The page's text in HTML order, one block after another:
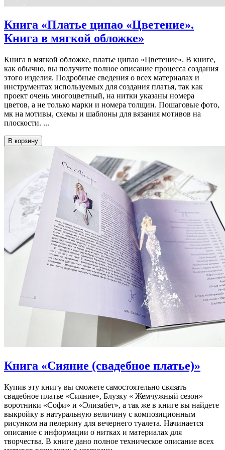
Книга «Платье ципао «Цветение».
Книга в мягкой обложке»
Книга в мягкой обложке, платье ципао «Цветение». В книге,
как обычно, вы получите полное описание процесса создания
этого изделия. Подробные сведения о всех материалах и
инструментах используемых для создания платья, так как
проект очень многоцветный, на нитки указаны номера
цветов, а не только марки и номера толщин. Пошаговые фото,
мк на мотивы, схемы и шаблоны для вязания мотивов на
плоскости. ...
В корзину
Книга «Сияние (свадебное платье)»
Купив эту книгу вы сможете самостоятельно связать
свадебное платье «Сияние», Блузку « Жемчужный сезон»
воротники «Софи» и «Элизабет», а так же в книге вы найдете
выкройку в натуральную величину с композиционным
рисунком на пелерину для вечернего туалета. Начинается
описание с информации о нитках и материалах для
творчества. В книге дано полное техническое описание всех